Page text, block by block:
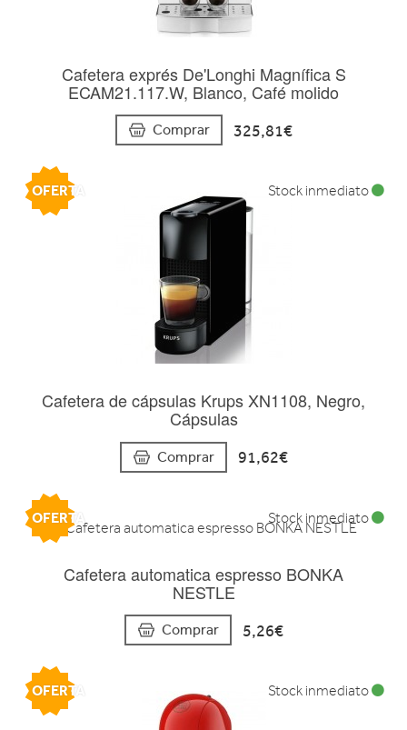
Cafetera exprés De'Longhi Magnífica S
ECAM21.117.W, Blanco, Café molido
Comprar 325,81€
Cafetera de cápsulas Krups XN1108, Negro,
Cápsulas
Comprar 91,62€
Stock inmediato
OFERTA
Cafetera automatica espresso BONKA
NESTLE
Comprar 5,26€
Stock inmediato
OFERTA
Stock inmediato
OFERTA